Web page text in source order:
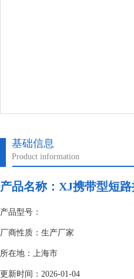
基础信息
Product information
产品名称： XJ携带型短
产品型号：
厂商性质：生产厂家
所在地：上海市
更新时间：2026-01-04